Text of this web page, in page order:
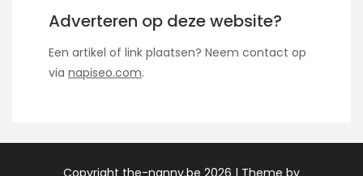
Adverteren op deze website?
Een artikel of link plaatsen? Neem contact op
via napiseo.com.